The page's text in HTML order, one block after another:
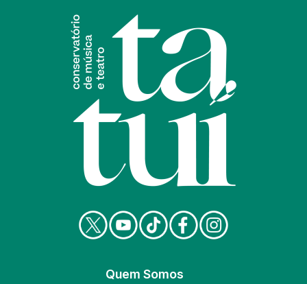
Quem Somos